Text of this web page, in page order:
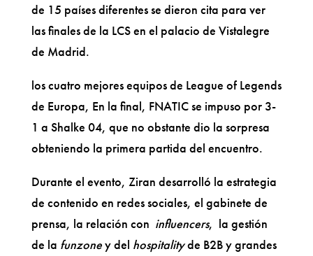
de 15 países diferentes se dieron cita para ver
las finales de la LCS en el palacio de Vistalegre
de Madrid.
los cuatro mejores equipos de League of Legends
de Europa, En la final, FNATIC se impuso por 3-
1 a Shalke 04, que no obstante dio la sorpresa
obteniendo la primera partida del encuentro.
Durante el evento, Ziran desarrolló la estrategia
de contenido en redes sociales, el gabinete de
prensa, la relación con influencers, la gestión
de la funzoney del hospitalityde B2B y grandes